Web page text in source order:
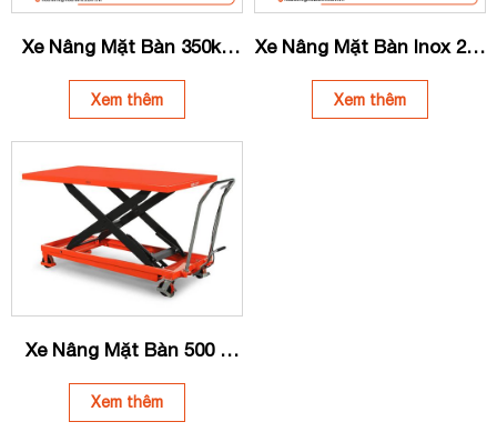
Xe Nâng Mặt Bàn 350kg
Xem thêm
Xe Nâng Mặt Bàn Inox 250
| TF50S
Xem thêm
Xe Nâng Mặt Bàn 500 –
TG50/TG100
Xem thêm